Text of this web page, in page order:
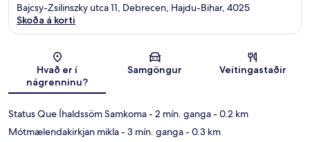
Kort
Bajcsy-Zsilinszky utca 11, Debrecen, Hajdu-Bihar, 4025
Skoða á korti
Hvað er í
nágrenninu?
Samgöngur Veitingastaðir
Status Que Íhaldssöm Samkoma- 2 mín. ganga- 0.2 km
Mótmælendakirkjan mikla- 3 mín. ganga- 0.3 km